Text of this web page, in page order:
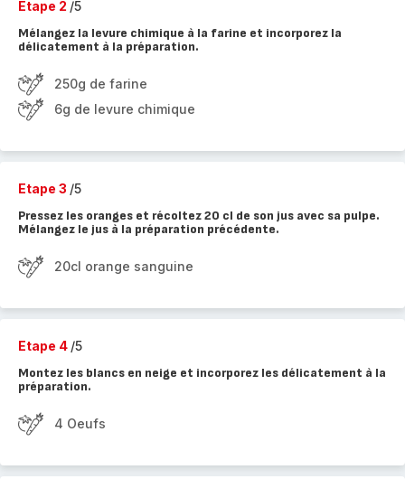
Etape 2 /5
Mélangez la levure chimique à la farine et incorporez la
délicatement à la préparation.
250g de farine
6g de levure chimique
Etape 3 /5
Pressez les oranges et récoltez 20 cl de son jus avec sa pulpe.
Mélangez le jus à la préparation précédente.
20cl orange sanguine
Etape 4 /5
Montez les blancs en neige et incorporez les délicatement à la
préparation.
4 Oeufs